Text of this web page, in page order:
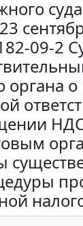
09-2
органа